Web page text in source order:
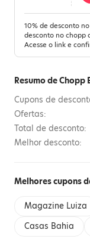
10% de desconto
desconto no chopp
Acesse o link e
Resumo de Chopp
Cupons de
Ofertas:
Total de desconto:
Melhor desconto:
Melhores cupons
Magazine Luiza
Casas Bahia